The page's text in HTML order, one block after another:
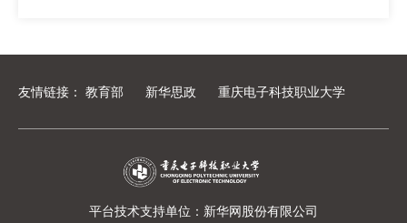
友情链接： 教育部 新华思政 重庆电子科技职业大学
平台技术支持单位：新华网股份有限公司